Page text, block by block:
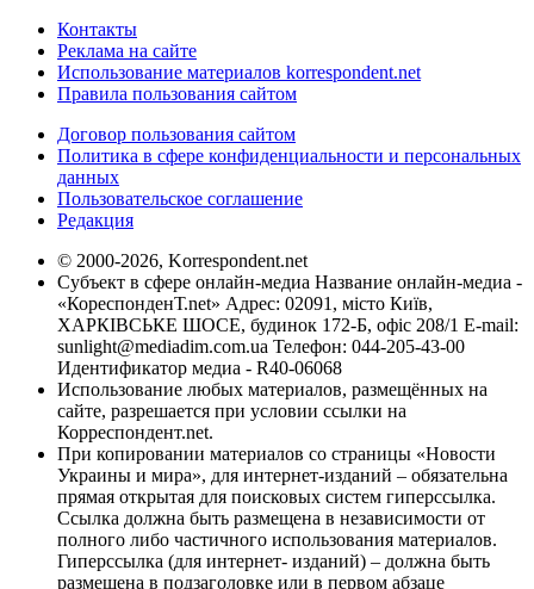
Контакты
Реклама на сайте
Использование материалов korrespondent.net
Правила пользования сайтом
Договор пользования сайтом
Политика в сфере конфиденциальности и персональных
данных
Пользовательское соглашение
Редакция
© 2000-2026, Korrespondent.net
Субъект в сфере онлайн-медиа Название онлайн-медиа -
«КореспонденТ.net» Адрес: 02091, місто Київ,
ХАРКІВСЬКЕ ШОСЕ, будинок 172-Б, офіс 208/1 E-mail:
sunlight@mediadim.com.ua Телефон: 044-205-43-00
Идентификатор медиа - R40-06068
Использование любых материалов, размещённых на
сайте, разрешается при условии ссылки на
Корреспондент.net.
При копировании материалов со страницы «Новости
Украины и мира», для интернет-изданий – обязательна
прямая открытая для поисковых систем гиперссылка.
Ссылка должна быть размещена в независимости от
полного либо частичного использования материалов.
Гиперссылка (для интернет- изданий) – должна быть
размещена в подзаголовке или в первом абзаце